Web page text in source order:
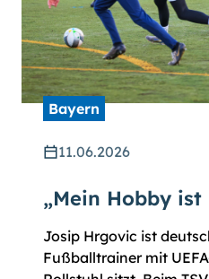
Bayern
11.06.2026
„Mein Hobby
Josip Hrgovic ist
Fußballtrainer mit